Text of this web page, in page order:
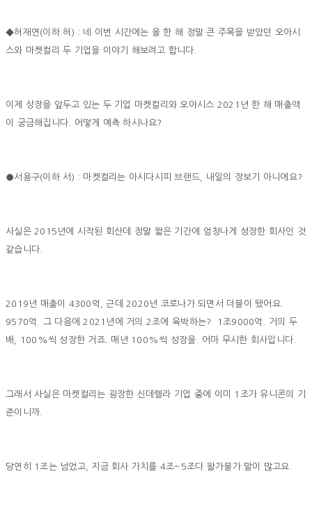
◆허재연(이하 허) : 네 이번 시간에는 올 한 해 정말 큰 주목을 받았던 오아시
스와 마켓컬리 두 기업을 이야기 해보려고 합니다.
이제 상장을 앞두고 있는 두 기업 마켓컬리와 오아시스 2021년 한 해 매출액
이 궁금해집니다. 어떻게 예측 하시나요?
●서용구(이하 서) : 마켓컬리는 아시다시피 브랜드, 내일의 장보기 아니에요?
사실은 2015년에 시작된 회산데 정말 짧은 기간에 엄청나게 성장한 회사인 것
같습니다.
2019년 매출이 4300억, 근데 2020년 코로나가 되면서 더블이 됐어요.
9570억. 그 다음에 2021년에 거의 2조에 육박하는? 1조9000억. 거의 두
배, 100%씩 성장한 거죠. 매년 100%씩 성장을. 어마 무시한 회사입니다.
그래서 사실은 마켓컬리는 굉장한 신데렐라 기업 중에 이미 1조가 유니콘의 기
준이니까.
당연히 1조는 넘었고, 지금 회사 가치를 4조~5조다 왈가불가 말이 많고요.